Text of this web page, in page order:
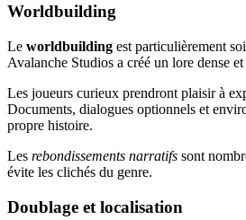
Worldbuilding
Le worldbuilding est particulièrement
Avalanche Studios a créé un lore dense
Les joueurs curieux prendront plaisir à
Documents, dialogues optionnels et
propre histoire.
Les rebondissements narratifs sont
évite les clichés du genre.
Doublage et localisation